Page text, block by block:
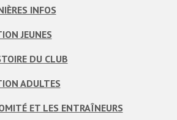
INFOS
JEUNES
DU CLUB
ADULTES
ET LES ENTRAÎNEURS